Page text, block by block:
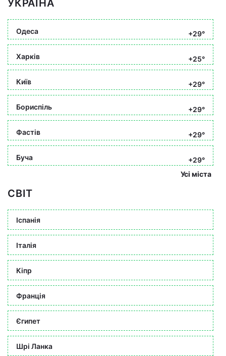
УКРАЇНА
Одеса +29°
Харків +25°
Київ +29°
Бориспіль +29°
Фастів +29°
Буча
+29°
Усі міста
СВІТ
Іспанія
Італія
Кіпр
Франція
Єгипет
Шрі Ланка